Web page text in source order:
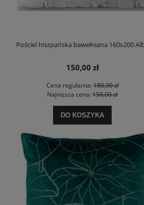
Pościel hiszpańska bawełniana 160x200
150,00 zł
Cena regularna:180,00 zł
Najniższa cena: 150,00 zł
DO KOSZYKA